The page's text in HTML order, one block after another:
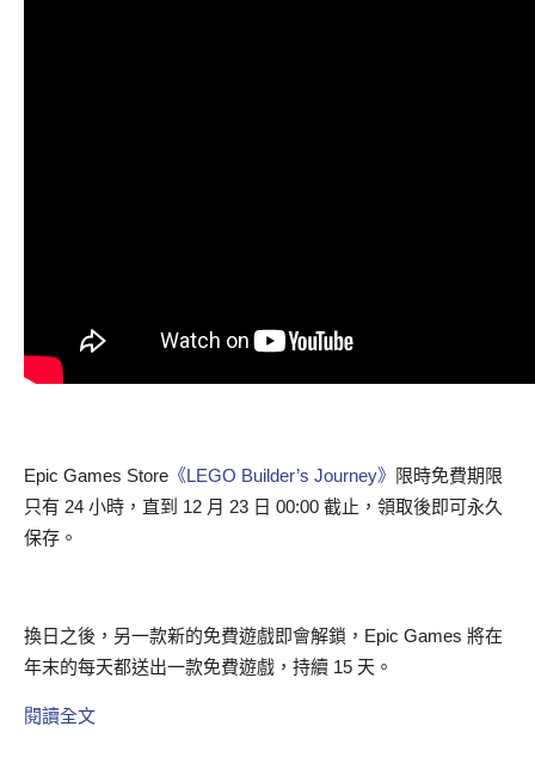
Epic Games Store 《LEGO Builder’s Journey》 限時免費期限
只有 24 小時，直到 12 月 23 日 00:00 截止，領取後即可永久
保存。
換日之後，另一款新的免費遊戲即會解鎖，Epic Games 將在
年末的每天都送出一款免費遊戲，持續 15 天。
閱讀全文